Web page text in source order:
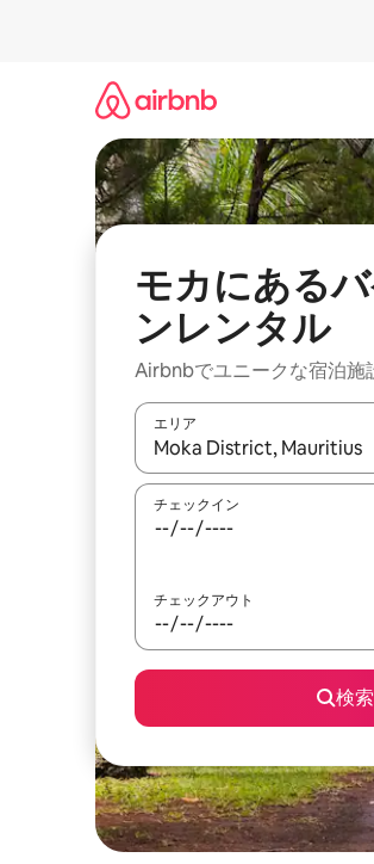
モカにある
ンレンタル
Airbnbでユニークな宿泊施
エリア
検索結果が表示されたら、
チェックイン
チェックアウト
検索